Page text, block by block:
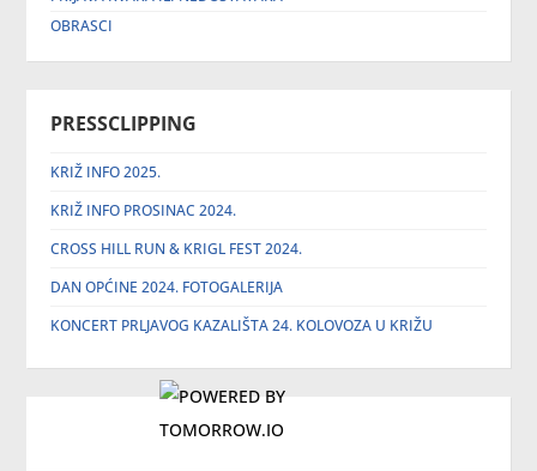
OBRASCI
PRESSCLIPPING
KRIŽ INFO 2025.
KRIŽ INFO PROSINAC 2024.
CROSS HILL RUN & KRIGL FEST 2024.
DAN OPĆINE 2024. FOTOGALERIJA
KONCERT PRLJAVOG KAZALIŠTA 24. KOLOVOZA U KRIŽU